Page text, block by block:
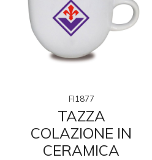
FI1877
TAZZA
COLAZIONE IN
CERAMICA